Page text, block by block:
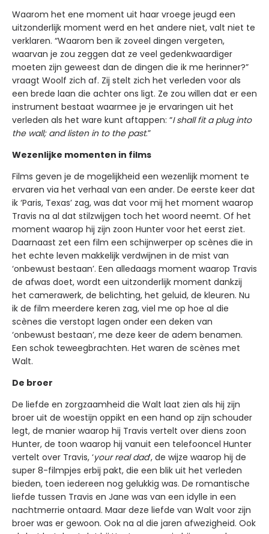
Waarom het ene moment uit haar vroege jeugd een
uitzonderlijk moment werd en het andere niet, valt niet te
verklaren. “Waarom ben ik zoveel dingen vergeten,
waarvan je zou zeggen dat ze veel gedenkwaardiger
moeten zijn geweest dan de dingen die ik me herinner?”
vraagt Woolf zich af. Zij stelt zich het verleden voor als
een brede laan die achter ons ligt. Ze zou willen dat er een
instrument bestaat waarmee je je ervaringen uit het
verleden als het ware kunt aftappen: “I shall fit a plug into
the wall; and listen in to the past.”
Wezenlijke momenten in films
Films geven je de mogelijkheid een wezenlijk moment te
ervaren via het verhaal van een ander. De eerste keer dat
ik ‘Paris, Texas’ zag, was dat voor mij het moment waarop
Travis na al dat stilzwijgen toch het woord neemt. Of het
moment waarop hij zijn zoon Hunter voor het eerst ziet.
Daarnaast zet een film een schijnwerper op scènes die in
het echte leven makkelijk verdwijnen in de mist van
‘onbewust bestaan’. Een alledaags moment waarop Travis
de afwas doet, wordt een uitzonderlijk moment dankzij
het camerawerk, de belichting, het geluid, de kleuren. Nu
ik de film meerdere keren zag, viel me op hoe al die
scènes die verstopt lagen onder een deken van
‘onbewust bestaan’, me deze keer de adem benamen.
Een schok teweegbrachten. Het waren de scènes met
Walt.
De broer
De liefde en zorgzaamheid die Walt laat zien als hij zijn
broer uit de woestijn oppikt en een hand op zijn schouder
legt, de manier waarop hij Travis vertelt over diens zoon
Hunter, de toon waarop hij vanuit een telefooncel Hunter
vertelt over Travis, ‘your real dad’, de wijze waarop hij de
super 8-filmpjes erbij pakt, die een blik uit het verleden
bieden, toen iedereen nog gelukkig was. De romantische
liefde tussen Travis en Jane was van een idylle in een
nachtmerrie ontaard. Maar deze liefde van Walt voor zijn
broer was er gewoon. Ook na al die jaren afwezigheid. Ook